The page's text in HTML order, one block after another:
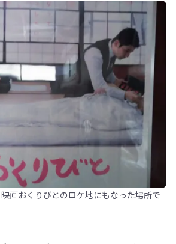
画おくりびとのロケ地にもなった場所で